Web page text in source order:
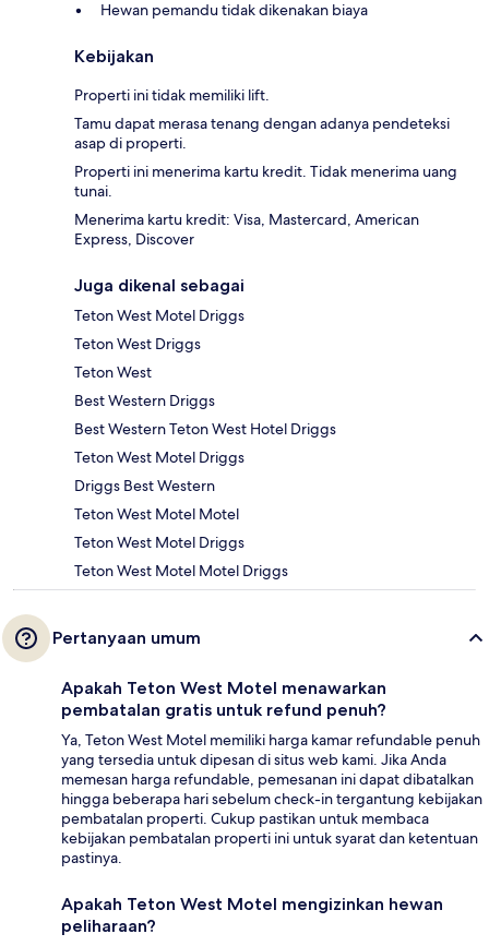
Hewan pemandu tidak dikenakan biaya
Kebijakan
Properti ini tidak memiliki lift.
Tamu dapat merasa tenang dengan adanya pendeteksi
asap di properti.
Properti ini menerima kartu kredit. Tidak menerima uang
tunai.
Menerima kartu kredit: Visa, Mastercard, American
Express, Discover
Juga dikenal sebagai
Teton West Motel Driggs
Teton West Driggs
Teton West
Best Western Driggs
Best Western Teton West Hotel Driggs
Teton West Motel Driggs
Driggs Best Western
Teton West Motel Motel
Teton West Motel Driggs
Teton West Motel Motel Driggs
Pertanyaan umum
Apakah Teton West Motel menawarkan
pembatalan gratis untuk refund penuh?
Ya, Teton West Motel memiliki harga kamar refundable penuh
yang tersedia untuk dipesan di situs web kami. Jika Anda
memesan harga refundable, pemesanan ini dapat dibatalkan
hingga beberapa hari sebelum check-in tergantung kebijakan
pembatalan properti. Cukup pastikan untuk membaca
kebijakan pembatalan properti ini untuk syarat dan ketentuan
pastinya.
Apakah Teton West Motel mengizinkan hewan
peliharaan?